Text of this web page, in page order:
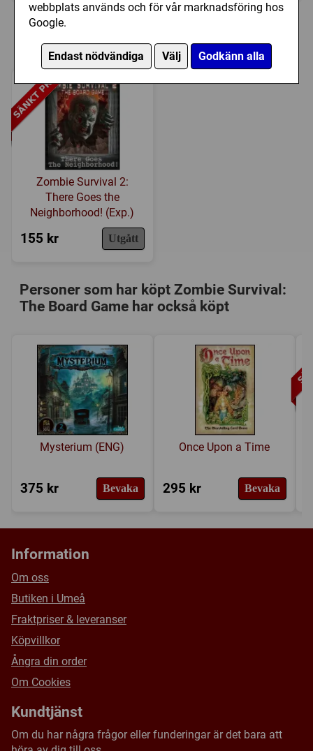
webbplats används och för vår marknadsföring hos
Google.
Endast nödvändiga Välj Godkänn alla
Kategori: Fighting,Skräck,Zombies,Action points,
Varuspekulation
upp och lämna
Tillverkare: Twilight Creations
Länkar: Tillverkarens hemsida,BoardGameGeek
Försälj. rank:18057/18137
Expansioner till Zombie Survival: The
Board Game
Zombie Survival 2:
There Goes the
Neighborhood! (Exp.)
155 kr Utgått
Personer som har köpt Zombie Survival:
The Board Game har också köpt
Mysterium (ENG)
375 kr Bevaka
Once Upon a Time
295 kr Bevaka
Information
Om oss
Butiken i Umeå
Fraktpriser & leveranser
Köpvillkor
Ångra din order
Om Cookies
Kundtjänst
Om du har några frågor eller funderingar är det bara att